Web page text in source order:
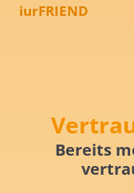
iurFRIEND
Bereits